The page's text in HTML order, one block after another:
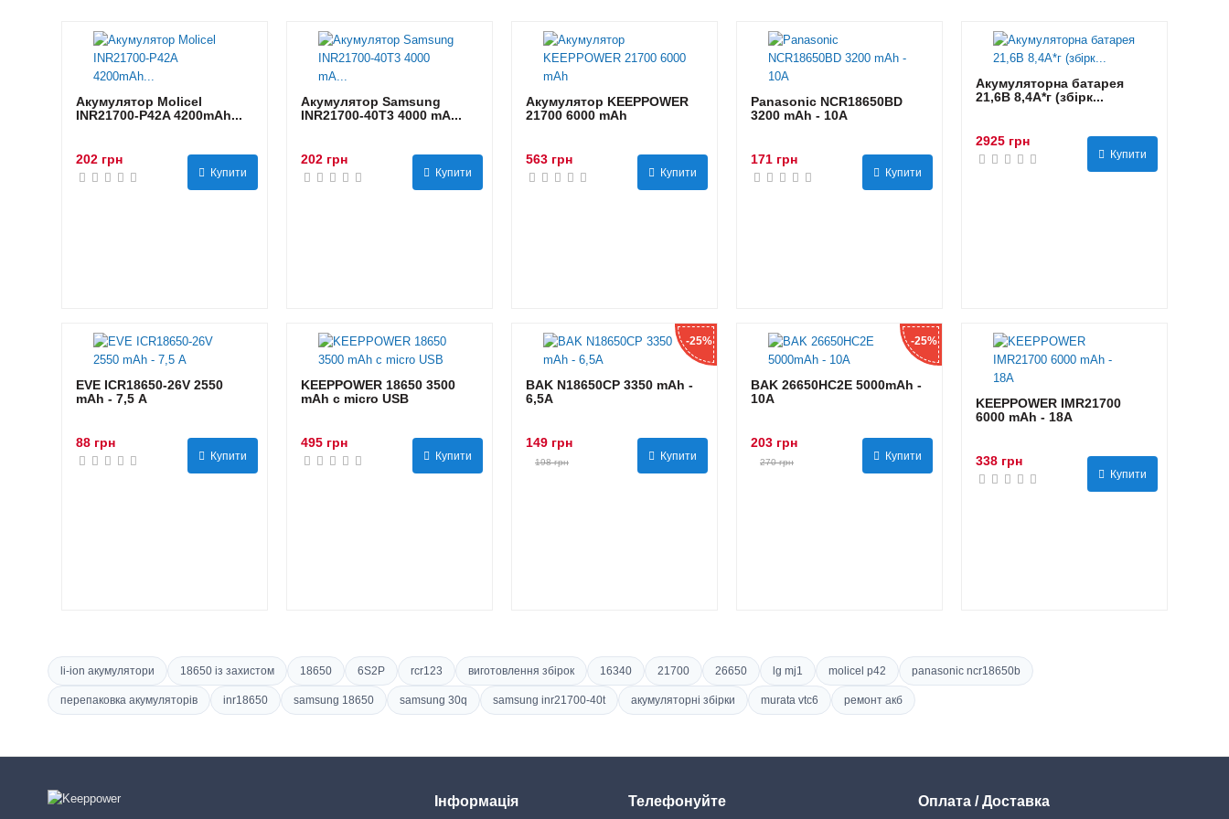
Акумулятор Molicel
INR21700-P42A 4200mAh...
202 грн
Купити
Акумулятор Samsung
INR21700-40T3 4000 mA...
202 грн
Купити
Акумулятор KEEPPOWER
21700 6000 mAh
563 грн
Купити
Panasonic NCR18650BD
3200 mAh - 10А
171 грн
Купити
Акумуляторна батарея
21,6В 8,4A*г (збірк...
2925 грн
Купити
EVE ICR18650-26V 2550
mAh - 7,5 А
88 грн
Купити
KEEPPOWER 18650 3500
mAh с micro USB
495 грн
Купити
-25%
BAK N18650CP 3350 mAh -
6,5А
149 грн
198 грн Купити
-25%
BAK 26650HC2E 5000mAh -
10А
203 грн
270 грн Купити
KEEPPOWER IMR21700
6000 mAh - 18А
338 грн
Купити
li-ion акумулятори 18650 із захистом 18650 6S2P rcr123 виготовлення збірок 16340 21700 26650 lg mj1 molicel p42 panasonic ncr18650b
перепаковка акумуляторів inr18650 samsung 18650 samsung 30q samsung inr21700-40t акумуляторні збірки murata vtc6 ремонт акб
Інформація Телефонуйте Оплата / Доставка